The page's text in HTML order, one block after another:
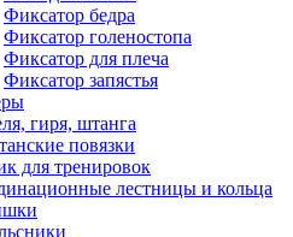
Фиксатор бедра
Фиксатор голеностопа
Фиксатор для плеча
Фиксатор запястья
гиря, штанга
повязки
для тренировок
лестницы и кольца